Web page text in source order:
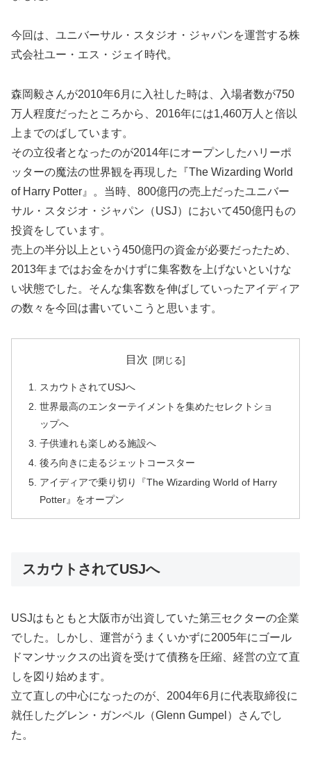
今回は、ユニバーサル・スタジオ・ジャパンを運営する株
式会社ユー・エス・ジェイ時代。
森岡毅さんが2010年6月に入社した時は、入場者数が750
万人程度だったところから、2016年には1,460万人と倍以
上までのばしています。
その立役者となったのが2014年にオープンしたハリーポ
ッターの魔法の世界観を再現した『The Wizarding World
of Harry Potter』。当時、800億円の売上だったユニバー
サル・スタジオ・ジャパン（USJ）において450億円もの
投資をしています。
売上の半分以上という450億円の資金が必要だったため、
2013年まではお金をかけずに集客数を上げないといけな
い状態でした。そんな集客数を伸ばしていったアイディア
の数々を今回は書いていこうと思います。
目次
スカウトされてUSJへ
世界最高のエンターテイメントを集めたセレクトショ
ップへ
子供連れも楽しめる施設へ
後ろ向きに走るジェットコースター
アイディアで乗り切り『The Wizarding World of Harry
Potter』をオープン
スカウトされてUSJへ
USJはもともと大阪市が出資していた第三セクターの企業
でした。しかし、運営がうまくいかずに2005年にゴール
ドマンサックスの出資を受けて債務を圧縮、経営の立て直
しを図り始めます。
立て直しの中心になったのが、2004年6月に代表取締役に
就任したグレン・ガンペル（Glenn Gumpel）さんでし
た。